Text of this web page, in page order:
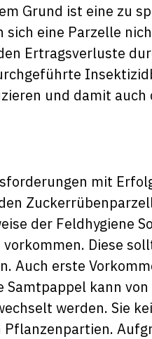
Grund ist eine zu
sich eine Parzelle
Ertragsverluste
und damit
mit
der Feldhygiene
Diese
Auch erste
Samtpappel kann
werden. Sie